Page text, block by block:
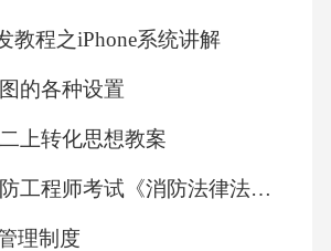
教程之iPhone系统讲解
的各种设置
上转化思想教案
2026年消防工程师考试《消防法律法规》模拟卷
理制度